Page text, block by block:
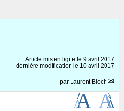
Article mis en ligne le 9 avril 2017
dernière modification le 10 avril 2017
par Laurent Bloch